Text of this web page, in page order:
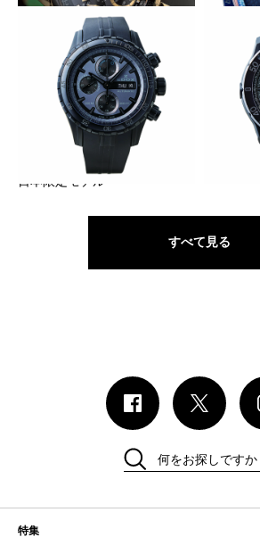
グランドオーシャン クロノグ
ラフ オートマティック
クロノオ
フ オー
シリーズ初の希少な限定モデル
グランドオーシャン クロノグ
ラフ オートマティック 10周年
日本限定モデル
黒に輝く
クロノオ
フ 10周
すべて見る
特集
何をお探しですか